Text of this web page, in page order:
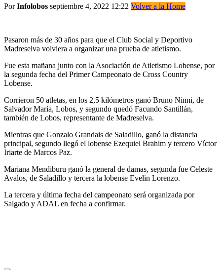
PorInfolobos septiembre 4, 2022 12:22 Volver a la Home
Pasaron más de 30 años para que el Club Social y Deportivo
Madreselva volviera a organizar una prueba de atletismo.
Fue esta mañana junto con la Asociación de Atletismo Lobense, por
la segunda fecha del Primer Campeonato de Cross Country
Lobense.
Corrieron 50 atletas, en los 2,5 kilómetros ganó Bruno Ninni, de
Salvador María, Lobos, y segundo quedó Facundo Santillán,
también de Lobos, representante de Madreselva.
Mientras que Gonzalo Grandais de Saladillo, ganó la distancia
principal, segundo llegó el lobense Ezequiel Brahim y tercero Víctor
Iriarte de Marcos Paz.
Mariana Mendiburu ganó la general de damas, segunda fue Celeste
Avalos, de Saladillo y tercera la lobense Evelin Lorenzo.
La tercera y última fecha del campeonato será organizada por
Salgado y ADAL en fecha a confirmar.